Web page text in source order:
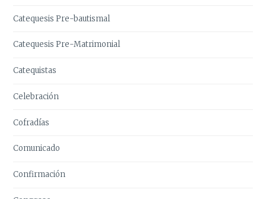
Catequesis Pre-bautismal
Catequesis Pre-Matrimonial
Catequistas
Celebración
Cofradías
Comunicado
Confirmación